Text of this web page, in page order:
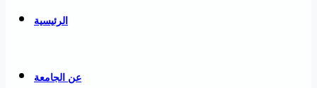
الرئيسية
عن الجامعة